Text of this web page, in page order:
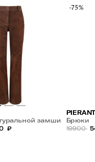
замши
₽
-75%
Брюки
19900